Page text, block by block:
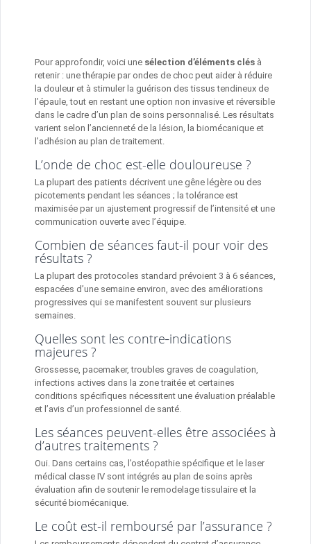
Pour approfondir, voici une sélection d’éléments clésà
retenir : une thérapie par ondes de choc peut aider à réduire
la douleur et à stimuler la guérison des tissus tendineux de
l’épaule, tout en restant une option non invasive et réversible
dans le cadre d’un plan de soins personnalisé. Les résultats
varient selon l’ancienneté de la lésion, la biomécanique et
l’adhésion au plan de traitement.
L’onde de choc est-elle douloureuse ?
La plupart des patients décrivent une gêne légère ou des
picotements pendant les séances ; la tolérance est
maximisée par un ajustement progressif de l’intensité et une
communication ouverte avec l’équipe.
Combien de séances faut-il pour voir des
résultats ?
La plupart des protocoles standard prévoient 3 à 6 séances,
espacées d’une semaine environ, avec des améliorations
progressives qui se manifestent souvent sur plusieurs
semaines.
Quelles sont les contre‑indications
majeures ?
Grossesse, pacemaker, troubles graves de coagulation,
infections actives dans la zone traitée et certaines
conditions spécifiques nécessitent une évaluation préalable
et l’avis d’un professionnel de santé.
Les séances peuvent-elles être associées à
d’autres traitements ?
Oui. Dans certains cas, l’ostéopathie spécifique et le laser
médical classe IV sont intégrés au plan de soins après
évaluation afin de soutenir le remodelage tissulaire et la
sécurité biomécanique.
Le coût est-il remboursé par l’assurance ?